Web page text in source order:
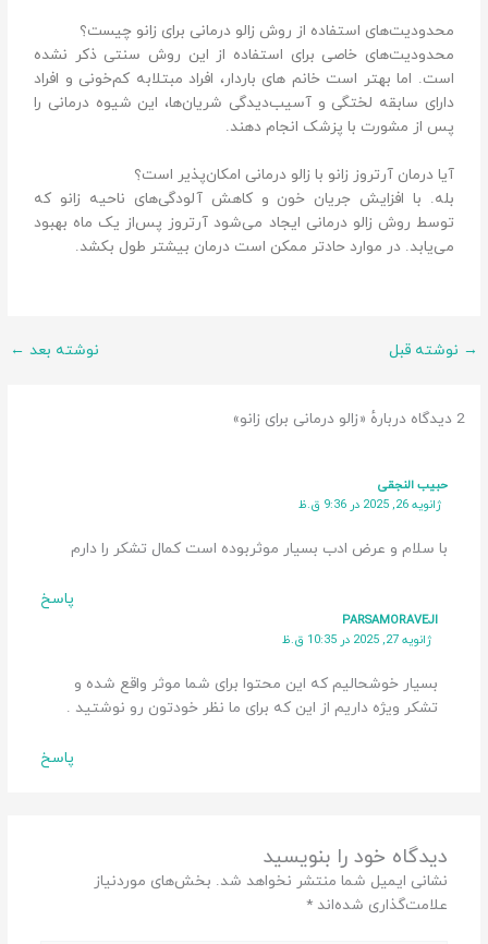
محدودیت‌های استفاده از روش زالو درمانی برای زانو چیست؟
محدودیت‌های خاصی برای استفاده از این روش سنتی ذکر نشده
است. اما بهتر است خانم های باردار، افراد مبتلا‌به کم‌خونی و افراد
دارای سابقه لختگی و آسیب‌دیدگی شریان‌ها، این شیوه درمانی را
پس از مشورت با پزشک انجام دهند.
آیا درمان آرتروز زانو با زالو درمانی امکان‌پذیر است؟
بله. با افزایش جریان خون و کاهش آلودگی‌های ناحیه زانو که
توسط روش زالو درمانی ایجاد می‌شود آرتروز پس‌از یک ماه بهبود
می‌یابد. در موارد حاد‌تر ممکن است درمان بیشتر طول بکشد.
→ نوشته قبل نوشته بعد ←
2 دیدگاه دربارهٔ «زالو درمانی برای زانو»
حبیب النجقی
ژانویه 26, 2025 در 9:36 ق.ظ
با سلام و عرض ادب بسیار موثربوده است کمال تشکر را دارم
پاسخ
PARSAMORAVEJI
ژانویه 27, 2025 در 10:35 ق.ظ
بسیار خوشحالیم که این محتوا برای شما موثر واقع شده و
تشکر ویژه داریم از این که برای ما نظر خودتون رو نوشتید .
پاسخ
دیدگاه‌ خود را بنویسید
نشانی ایمیل شما منتشر نخواهد شد. بخش‌های موردنیاز
علامت‌گذاری شده‌اند *